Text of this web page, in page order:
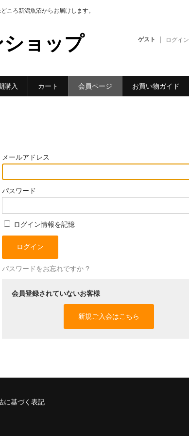
ころ新潟魚沼からお届けします。
ョップ ゲスト ログイン
購入 カート 会員ページ お買い物ガイド
メールアドレス
パスワード
ログイン情報を記憶
パスワードをお忘れですか ?
会員登録されていないお客様
新規ご入会はこちら
に基づく表記